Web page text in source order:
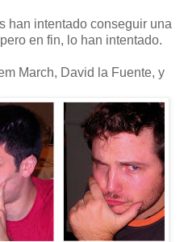
han intentado conseguir una
en fin, lo han intentado.
March, David la Fuente, y